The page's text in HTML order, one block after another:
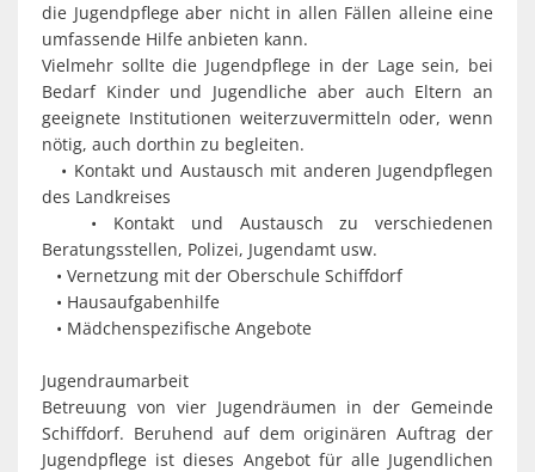
die Jugendpflege aber nicht in allen Fällen alleine eine
umfassende Hilfe anbieten kann.
Vielmehr sollte die Jugendpflege in der Lage sein, bei
Bedarf Kinder und Jugendliche aber auch Eltern an
geeignete Institutionen weiterzuvermitteln oder, wenn
nötig, auch dorthin zu begleiten.
• Kontakt und Austausch mit anderen Jugendpflegen
des Landkreises
• Kontakt und Austausch zu verschiedenen
Beratungsstellen, Polizei, Jugendamt usw.
• Vernetzung mit der Oberschule Schiffdorf
• Hausaufgabenhilfe
• Mädchenspezifische Angebote
Jugendraumarbeit
Betreuung von vier Jugendräumen in der Gemeinde
Schiffdorf. Beruhend auf dem originären Auftrag der
Jugendpflege ist dieses Angebot für alle Jugendlichen